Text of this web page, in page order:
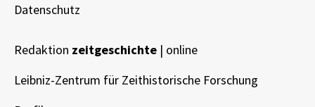
Datenschutz
Redaktion zeitgeschichte | online
Leibniz-Zentrum für Zeithistorische Forschung